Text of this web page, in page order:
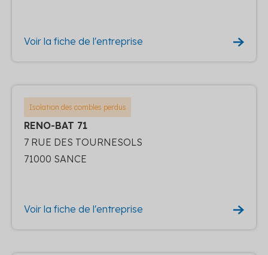
Voir la fiche de l'entreprise
Isolation des combles perdus
RENO-BAT 71
7 RUE DES TOURNESOLS
71000 SANCE
Voir la fiche de l'entreprise